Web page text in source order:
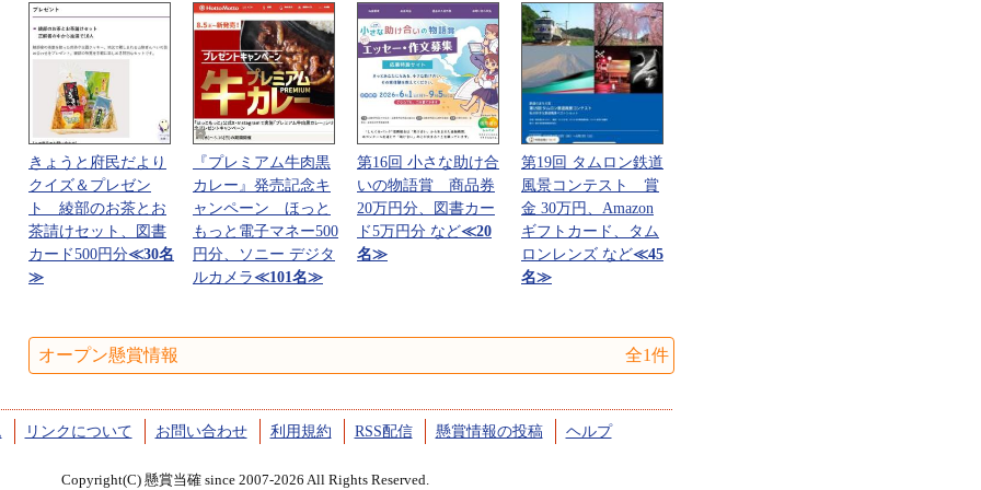
きょうと府民だより
クイズ＆プレゼン
ト 綾部のお茶とお
茶請けセット、図書
カード500円分≪30名
≫
『プレミアム牛肉黒
カレー』発売記念キ
ャンペーン ほっと
もっと電子マネー500
円分、ソニー デジタ
ルカメラ≪101名≫
第16回 小さな助け合
いの物語賞 商品券
20万円分、図書カー
ド5万円分 など≪20
名≫
第19回 タムロン鉄道
風景コンテスト 賞
金 30万円、Amazon
ギフトカード、タム
ロンレンズ など≪45
名≫
オープン懸賞情報 全1件
リンクについて お問い合わせ 利用規約 RSS配信 懸賞情報の投稿 ヘルプ
Copyright(C) 懸賞当確 since 2007-2026 All Rights Reserved.